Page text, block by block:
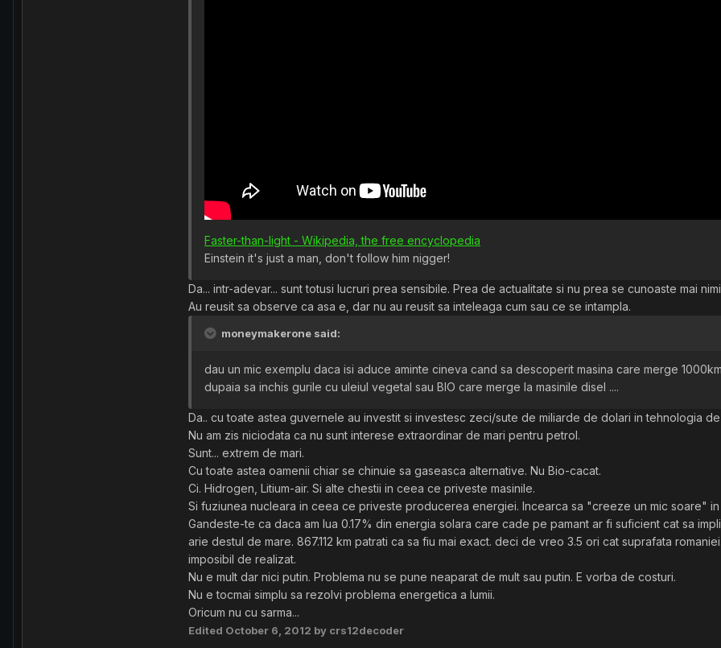
Faster-than-light - Wikipedia, the free encyclopedia
Einstein it's just a man, don't follow him nigger!
Da... intr-adevar... sunt totusi lucruri prea sensibile. Prea de actualitate si nu prea se cunoaste mai
Au reusit sa observe ca asa e, dar nu au reusit sa inteleaga cum sau ce se intampla.
moneymakerone said:
dau un mic exemplu daca isi aduce aminte cineva cand sa descoperit masina care merge
dupaia sa inchis gurile cu uleiul vegetal sau BIO care merge la masinile disel ....
Da.. cu toate astea guvernele au investit si investesc zeci/sute de miliarde de dolari in tehnologia
Nu am zis niciodata ca nu sunt interese extraordinar de mari pentru petrol.
Sunt... extrem de mari.
Cu toate astea oamenii chiar se chinuie sa gaseasca alternative. Nu Bio-cacat.
Ci. Hidrogen, Litium-air. Si alte chestii in ceea ce priveste masinile.
Si fuziunea nucleara in ceea ce priveste producerea energiei. Incearca sa "creeze un mic soare"
Gandeste-te ca daca am lua 0.17% din energia solara care cade pe pamant ar fi suficient cat sa
arie destul de mare. 867.112 km patrati ca sa fiu mai exact. deci de vreo 3.5 ori cat suprafata
imposibil de realizat.
Nu e mult dar nici putin. Problema nu se pune neaparat de mult sau putin. E vorba de costuri.
Nu e tocmai simplu sa rezolvi problema energetica a lumii.
Oricum nu cu sarma...
Edited October 6, 2012 by crs12decoder